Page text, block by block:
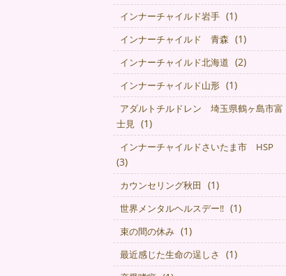
インナーチャイルド岩手 (1)
インナーチャイルド 青森 (1)
インナーチャイルド北海道 (2)
インナーチャイルド山形 (1)
アダルトチルドレン 埼玉県鶴ヶ島市富
士見 (1)
インナーチャイルドさいたま市 HSP
(3)
カウンセリング秋田 (1)
世界メンタルヘルスデー‼️ (1)
束の間の休み (1)
最近感じた生命の逞しさ (1)